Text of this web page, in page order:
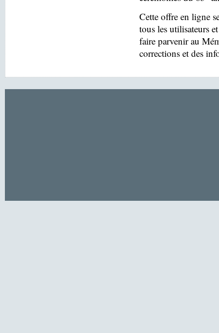
Cette offre en ligne
tous les utilisateurs
faire parvenir au
corrections et des